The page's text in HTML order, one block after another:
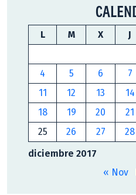
diciembre 2017
L M X J
4
5 6 7
11
12 13 14
18
19 20 21
25
26 27 28
« Nov